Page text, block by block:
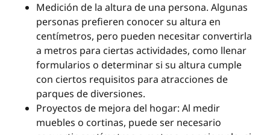
Medición de la altura de una persona. Algunas
personas prefieren conocer su altura en
centímetros, pero pueden necesitar convertirla
a metros para ciertas actividades, como llenar
formularios o determinar si su altura cumple
con ciertos requisitos para atracciones de
parques de diversiones.
Proyectos de mejora del hogar: Al medir
muebles o cortinas, puede ser necesario